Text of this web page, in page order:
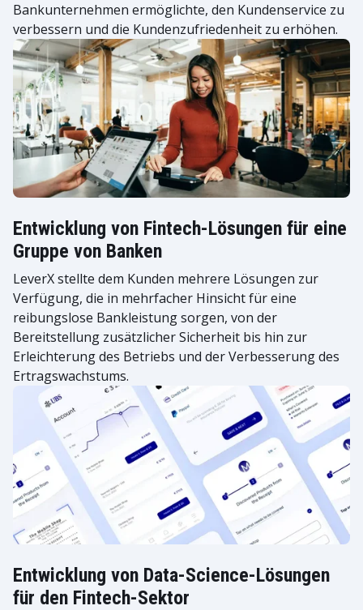
Bankunternehmen ermöglichte, den Kundenservice zu
verbessern und die Kundenzufriedenheit zu erhöhen.
Entwicklung von Fintech-Lösungen für eine
Gruppe von Banken
LeverX stellte dem Kunden mehrere Lösungen zur
Verfügung, die in mehrfacher Hinsicht für eine
reibungslose Bankleistung sorgen, von der
Bereitstellung zusätzlicher Sicherheit bis hin zur
Erleichterung des Betriebs und der Verbesserung des
Ertragswachstums.
Entwicklung von Data-Science-Lösungen
für den Fintech-Sektor